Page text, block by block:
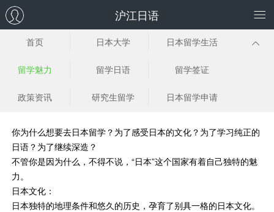
沪江日语
首页 日本大学 日本留学生活
留学魅力 留学日语 留学签证
政策资讯 研究生留学 日本留学申请
你为什么想要去日本留学？为了感受日本的文化？为了学习纯正的
日语？为了继续深造？
不管你是因为什么，不得不说，“日本”这个国家有着自己独特的魅
力。
日本文化：
日本独特的地理条件和悠久的历史，孕育了别具一格的日本文化。